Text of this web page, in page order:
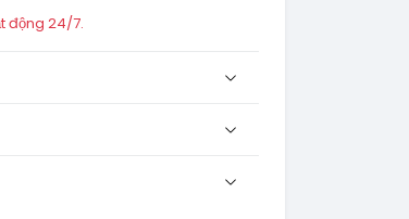
động 24/7.